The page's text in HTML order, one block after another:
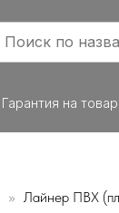
Гарантия на товар
Лайнер ПВХ